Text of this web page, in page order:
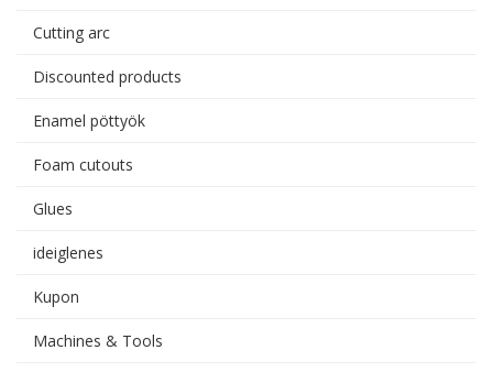
Cutting arc
Discounted products
Enamel pöttyök
Foam cutouts
Glues
ideiglenes
Kupon
Machines & Tools